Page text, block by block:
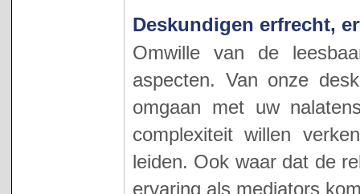
Deskundigen erfrecht,
Omwille van de
aspecten. Van onze
omgaan met uw
complexiteit willen
leiden. Ook waar dat de
ervaring als mediators